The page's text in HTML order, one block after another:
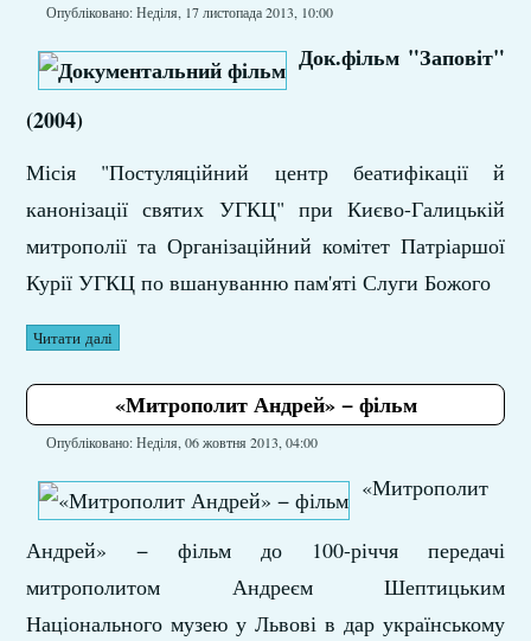
Опубліковано: Неділя, 17 листопада 2013, 10:00
Док.фільм "Заповіт"
(2004)
Місія "Постуляційний центр беатифікації й
канонізації святих УГКЦ" при Києво-Галицькій
митрополії та Організаційний комітет Патріаршої
Курії УГКЦ по вшануванню пам'яті Слуги Божого
Читати далі
«Митрополит Андрей» − фільм
Опубліковано: Неділя, 06 жовтня 2013, 04:00
«Митрополит
Андрей» − фільм до 100-річчя передачі
митрополитом Андреєм Шептицьким
Національного музею у Львові в дар українському